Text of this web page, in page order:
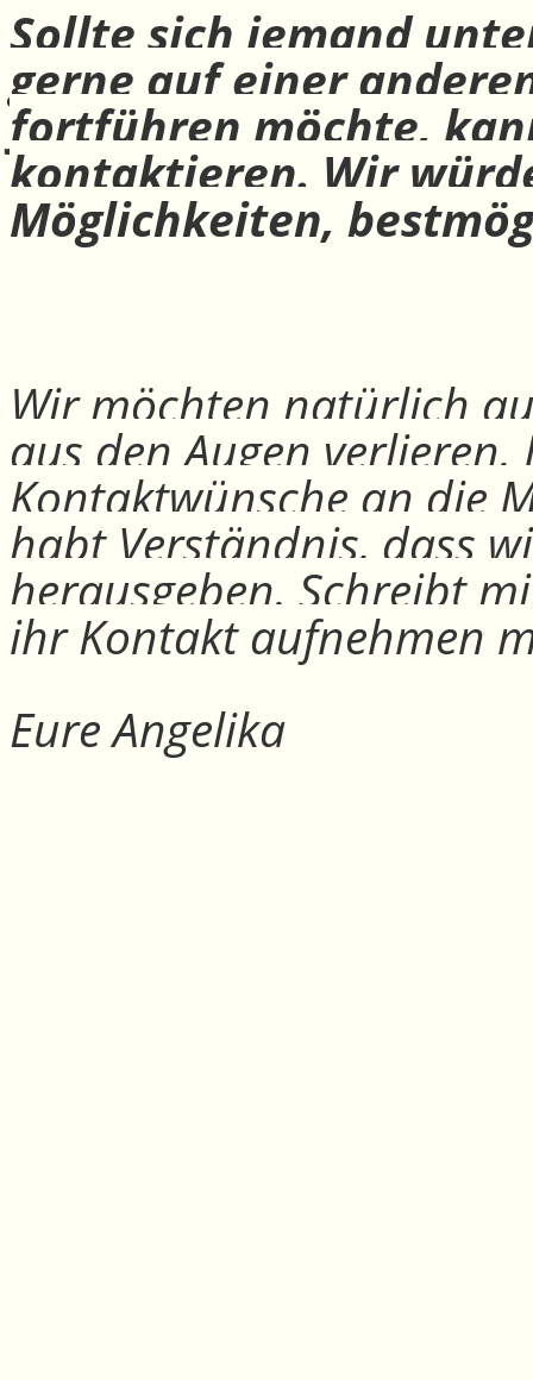
Sollte sich jemand
gerne auf einer
fortführen möchte,
kontaktieren. Wir
Möglichkeiten,
Wir möchten natürlich
aus den Augen
Kontaktwünsche an die
habt Verständnis, dass
herausgeben. Schreibt
ihr Kontakt aufnehmen
Eure Angelika